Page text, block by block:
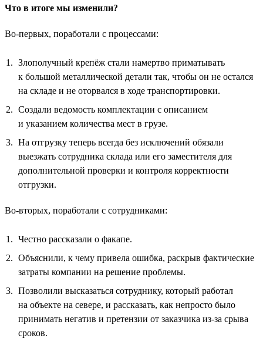
Что в итоге мы изменили?
Во-первых, поработали с процессами:
Злополучный крепёж стали намертво приматывать
к большой металлической детали так, чтобы он не остался
на складе и не оторвался в ходе транспортировки.
Создали ведомость комплектации с описанием
и указанием количества мест в грузе.
На отгрузку теперь всегда без исключений обязали
выезжать сотрудника склада или его заместителя для
дополнительной проверки и контроля корректности
отгрузки.
Во-вторых, поработали с сотрудниками:
Честно рассказали о факапе.
Объяснили, к чему привела ошибка, раскрыв фактические
затраты компании на решение проблемы.
Позволили высказаться сотруднику, который работал
на объекте на севере, и рассказать, как непросто было
принимать негатив и претензии от заказчика из-за срыва
сроков.